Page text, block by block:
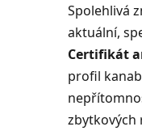
Spolehlivá
aktuální,
Certifikát
profil
zbytkových